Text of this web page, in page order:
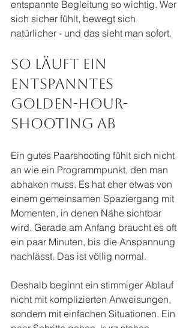
entspannte Begleitung so wichtig. Wer
sich sicher fühlt, bewegt sich
natürlicher - und das sieht man sofort.
So läuft ein
entspanntes
Golden-Hour-
Shooting ab
Ein gutes Paarshooting fühlt sich nicht
an wie ein Programmpunkt, den man
abhaken muss. Es hat eher etwas von
einem gemeinsamen Spaziergang mit
Momenten, in denen Nähe sichtbar
wird. Gerade am Anfang braucht es oft
ein paar Minuten, bis die Anspannung
nachlässt. Das ist völlig normal.
Deshalb beginnt ein stimmiger Ablauf
nicht mit komplizierten Anweisungen,
sondern mit einfachen Situationen. Ein